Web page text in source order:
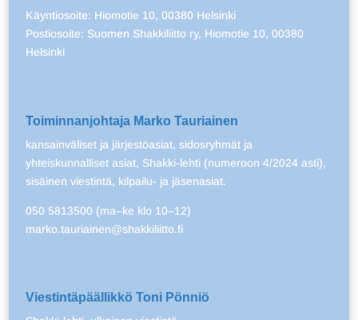
Käyntiosoite: Hiomotie 10, 00380 Helsinki
Postiosoite: Suomen Shakkiliitto ry, Hiomotie 10, 00380
Helsinki
Toiminnanjohtaja Marko Tauriainen
kansainväliset ja järjestöasiat, sidosryhmät ja
yhteiskunnalliset asiat, Shakki-lehti (numeroon 4/2024 asti),
sisäinen viestintä, kilpailu- ja jäsenasiat.
050 5813500 (ma–ke klo 10–12)
marko.tauriainen@shakkiliitto.fi
Viestintäpäällikkö Toni Pönniö